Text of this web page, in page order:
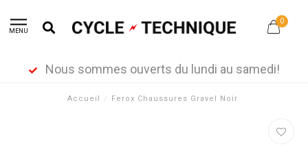
MENU
0
Nous sommes ouverts du lundi au samedi!
Accueil / Ferox Chaussures Gravel Noir